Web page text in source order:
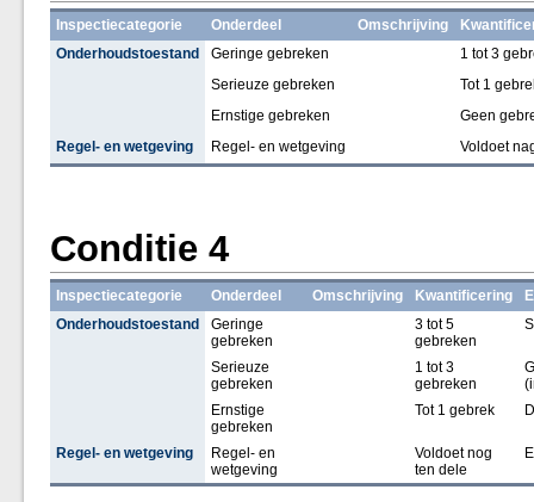
Inspectiecategorie Onderdeel Omschrijving
Onderhoudstoestand
Geringe gebreken
1 tot 3
Serieuze gebreken
Tot 1
Ernstige gebreken
Geen
Regel- en wetgeving
Regel- en wetgeving Voldoet
Conditie 4
Inspectiecategorie Onderdeel Omschrijving Kwantificering
Onderhoudstoestand
Geringe
gebreken
3 tot 5
gebreken
Serieuze
gebreken
1 tot 3
gebreken
Ernstige
gebreken
Tot 1 gebrek
Regel- en wetgeving
Regel- en
wetgeving
Voldoet nog
ten dele